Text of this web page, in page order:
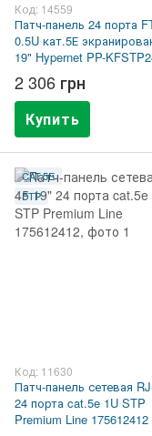
Код: 14559
Патч-панель 24 порта
0.5U кат.5Е
19" Hypernet PP-
2 306 грн
Купить
CAT.5E
FTP
Код: 11630
Патч-панель сетевая
24 порта cat.5e 1U STP
Premium Line 175612412